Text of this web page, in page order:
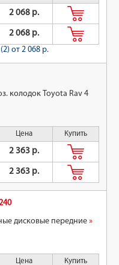
2 068 р.
2 068 р.
от 2 068 р.
колодок Toyota Rav 4
Цена Купить
2 363 р.
2 363 р.
дисковые передние »
Цена Купить